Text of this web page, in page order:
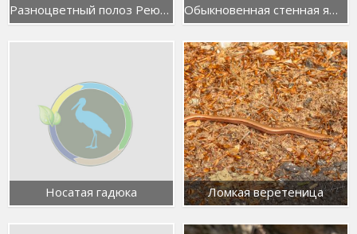
Разноцветный полоз Реюсса Обыкновенная стенная ящерица
Носатая гадюка Ломкая веретеница